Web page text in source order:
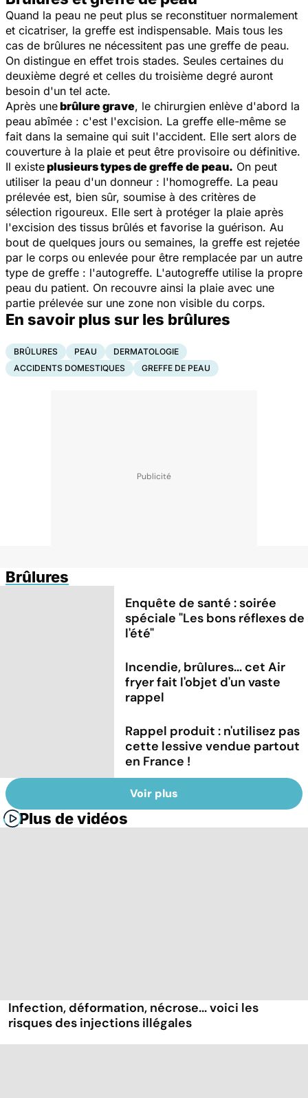
Quand la peau ne peut plus se reconstituer normalement
et cicatriser, la greffe est indispensable. Mais tous les
cas de brûlures ne nécessitent pas une greffe de peau.
On distingue en effet trois stades. Seules certaines du
deuxième degré et celles du troisième degré auront
besoin d'un tel acte.
Après unebrûlure grave, le chirurgien enlève d'abord la
peau abîmée : c'est l'excision. La greffe elle-même se
fait dans la semaine qui suit l'accident. Elle sert alors de
couverture à la plaie et peut être provisoire ou définitive.
Il existeplusieurs types de greffe de peau. On peut
utiliser la peau d'un donneur : l'homogreffe. La peau
prélevée est, bien sûr, soumise à des critères de
sélection rigoureux. Elle sert à protéger la plaie après
l'excision des tissus brûlés et favorise la guérison. Au
bout de quelques jours ou semaines, la greffe est rejetée
par le corps ou enlevée pour être remplacée par un autre
type de greffe : l'autogreffe. L'autogreffe utilise la propre
peau du patient. On recouvre ainsi la plaie avec une
partie prélevée sur une zone non visible du corps.
En savoir plus sur les brûlures
BRÛLURES PEAU
DERMATOLOGIE
ACCIDENTS DOMESTIQUES
GREFFE DE PEAU
Brûlures
Enquête de santé : soirée
spéciale "Les bons réflexes de
l'été"
Incendie, brûlures... cet Air
fryer fait l'objet d'un vaste
rappel
Rappel produit : n'utilisez pas
cette lessive vendue partout
en France !
Voir plus
Plus de vidéos
Infection, déformation, nécrose... voici les
risques des injections illégales